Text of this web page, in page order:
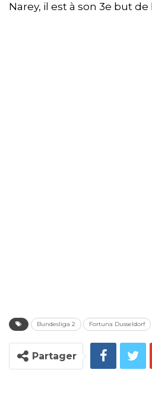
Narey, il est à son 3e but de
Bundesliga 2 Fortuna Dusseldorf
Partager